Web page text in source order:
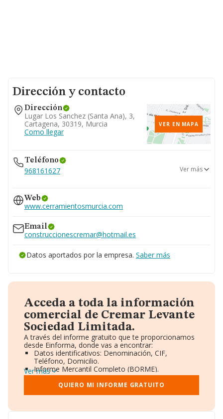
Dirección y contacto
Dirección
Lugar Los Sanchez (santa Ana), 3,
Cartagena, 30319, Murcia
Como llegar
VER EN MAPA
Teléfono
968161627
638...
Ver teléfono 638...
Ver más
Web
www.cerramientosmurcia.com
Email
construccionescremar@hotmail.es
Datos aportados por la empresa. Saber más
Acceda a toda la información
comercial de Cremar Levante
Sociedad Limitada.
A través del informe gratuito que te proporcionamos
desde Einforma, donde vas a encontrar:
Datos identificativos: Denominación, CIF,
Teléfono, Domicilio.
Informe Mercantil Completo (BORME).
Gráficos de Evolución Ventas y Empleados.
Consejo de Administración y Administradores.
Directivos y Ejecutivos.
Ver más
QUIERO MI INFORME GRATUITO